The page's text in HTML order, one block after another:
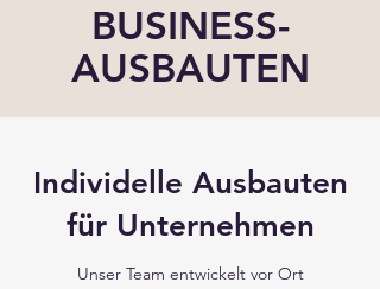
BUSINESS-
AUSBAUTEN
Individelle Ausbauten
für Unternehmen
Unser Team entwickelt vor Ort